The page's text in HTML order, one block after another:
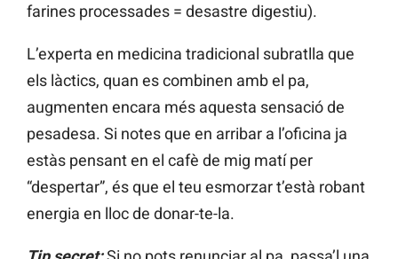
farines processades = desastre digestiu).
L’experta en medicina tradicional subratlla que
els làctics, quan es combinen amb el pa,
augmenten encara més aquesta sensació de
pesadesa. Si notes que en arribar a l’oficina ja
estàs pensant en el cafè de mig matí per
“despertar”, és que el teu esmorzar t’està robant
energia en lloc de donar-te-la.